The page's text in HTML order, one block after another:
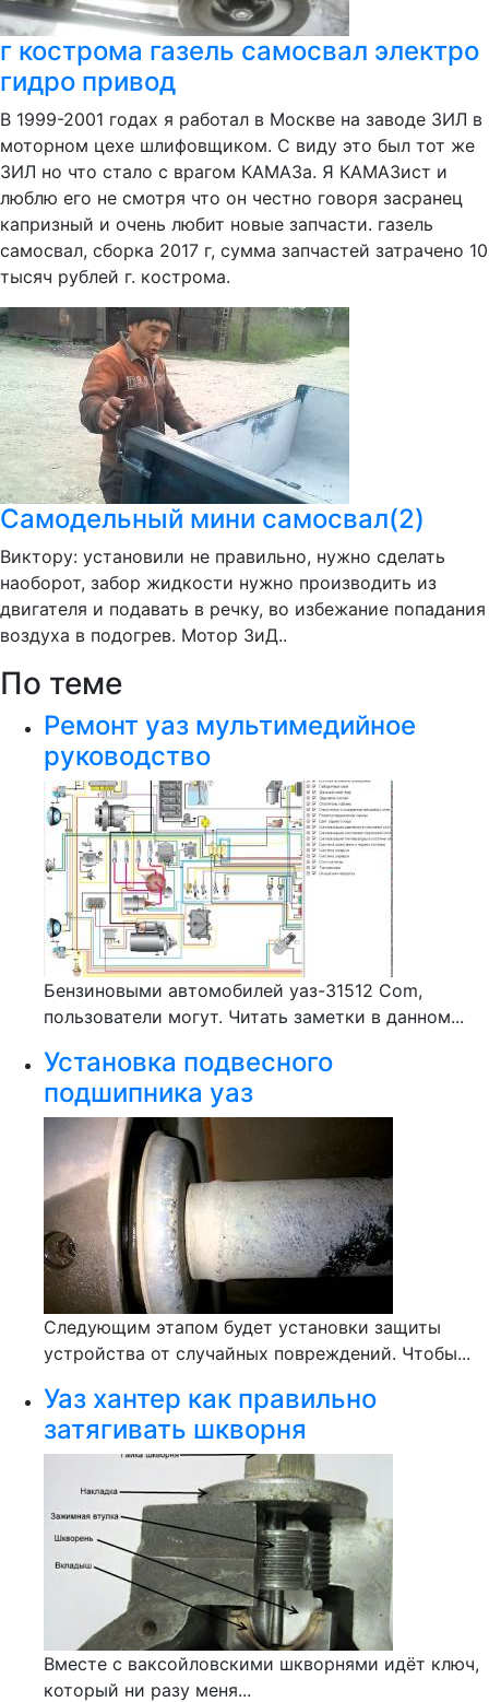
г кострома газель самосвал электро
гидро привод
В 1999-2001 годах я работал в Москве на заводе ЗИЛ в
моторном цехе шлифовщиком. С виду это был тот же
ЗИЛ но что стало с врагом КАМАЗа. Я КАМАЗист и
люблю его не смотря что он честно говоря засранец
капризный и очень любит новые запчасти. газель
самосвал, сборка 2017 г, сумма запчастей затрачено 10
тысяч рублей г. кострома.
Самодельный мини самосвал(2)
Виктору: установили не правильно, нужно сделать
наоборот, забор жидкости нужно производить из
двигателя и подавать в речку, во избежание попадания
воздуха в подогрев. Мотор ЗиД..
По теме
Ремонт уаз мультимедийное
руководство
Бензиновыми автомобилей уаз-31512 Com,
пользователи могут. Читать заметки в данном...
Установка подвесного
подшипника уаз
Следующим этапом будет установки защиты
устройства от случайных повреждений. Чтобы...
Уаз хантер как правильно
затягивать шкворня
Вместе с ваксойловскими шкворнями идёт ключ,
который ни разу меня...